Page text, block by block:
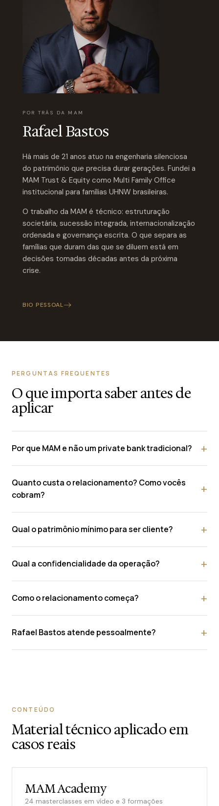
POR TRÁS DA MAM
Rafael Bastos
Há mais de 21 anos atuo na engenharia silenciosa
do patrimônio que precisa durar gerações. Fundei a
MAM Trust & Equity como Multi Family Office
institucional para famílias UHNW brasileiras.
O trabalho da MAM é técnico: estruturação
societária, sucessão integrada, internacionalização
ordenada e governança escrita. O que separa as
famílias que duram das que se diluem está em
decisões tomadas décadas antes da próxima
crise.
BIO PESSOAL
PERGUNTAS FREQUENTES
O que importa saber antes de
aplicar
Por que MAM e não um private bank tradicional?
Quanto custa o relacionamento? Como vocês
cobram?
Qual o patrimônio mínimo para ser cliente?
Qual a confidencialidade da operação?
Como o relacionamento começa?
Rafael Bastos atende pessoalmente?
CONTEÚDO
Material técnico aplicado em
casos reais
MAM Academy
24 masterclasses em vídeo e 3 formações